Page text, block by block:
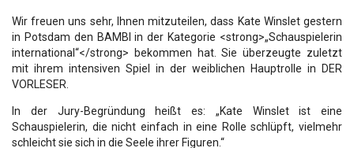
Wir freuen uns sehr, Ihnen mitzuteilen, dass Kate Winslet gestern
in Potsdam den BAMBI in der Kategorie <strong>„Schauspielerin
international“</strong> bekommen hat. Sie überzeugte zuletzt
mit ihrem intensiven Spiel in der weiblichen Hauptrolle in DER
VORLESER.
In der Jury-Begründung heißt es: „Kate Winslet ist eine
Schauspielerin, die nicht einfach in eine Rolle schlüpft, vielmehr
schleicht sie sich in die Seele ihrer Figuren.“